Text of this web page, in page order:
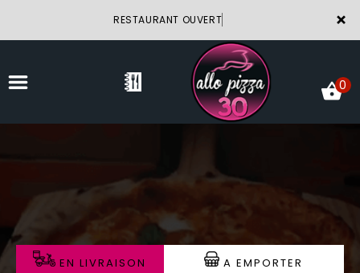
×
RESTAURANT OUVERT
LA CARTE
VOTRE COMPTE
0
EN LIVRAISON A EMPORTER